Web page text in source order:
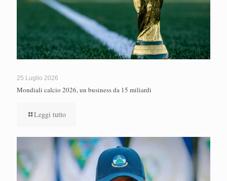
25 Luglio 2026
Mondiali calcio 2026, un business da 15 miliardi
Leggi tutto